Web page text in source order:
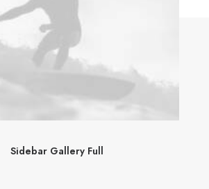
Sidebar Gallery Full